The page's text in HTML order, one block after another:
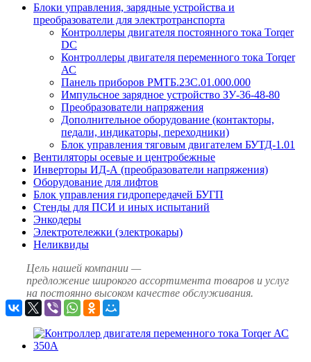
Блоки управления, зарядные устройства и
преобразователи для электротранспорта
Контроллеры двигателя постоянного тока Torqer
DC
Контроллеры двигателя переменного тока Torqer
АС
Панель приборов РМТБ.23С.01.000.000
Импульсное зарядное устройство ЗУ-36-48-80
Преобразователи напряжения
Дополнительное оборудование (контакторы,
педали, индикаторы, переходники)
Блок управления тяговым двигателем БУТД-1.01
Вентиляторы осевые и центробежные
Инверторы ИД-А (преобразователи напряжения)
Оборудование для лифтов
Блок управления гидропередачей БУГП
Стенды для ПСИ и иных испытаний
Энкодеры
Электротележки (электрокары)
Неликвиды
Цель нашей компании —
предложение широкого ассортимента товаров и услуг
на постоянно высоком качестве обслуживания.